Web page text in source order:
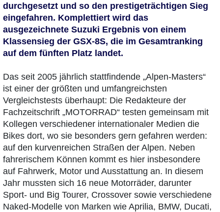
durchgesetzt und so den prestigeträchtigen Sieg
eingefahren. Komplettiert wird das
ausgezeichnete Suzuki Ergebnis von einem
Klassensieg der GSX-8S, die im Gesamtranking
auf dem fünften Platz landet.
Das seit 2005 jährlich stattfindende „Alpen-Masters“
ist einer der größten und umfangreichsten
Vergleichstests überhaupt: Die Redakteure der
Fachzeitschrift „MOTORRAD“ testen gemeinsam mit
Kollegen verschiedener internationaler Medien die
Bikes dort, wo sie besonders gern gefahren werden:
auf den kurvenreichen Straßen der Alpen. Neben
fahrerischem Können kommt es hier insbesondere
auf Fahrwerk, Motor und Ausstattung an. In diesem
Jahr mussten sich 16 neue Motorräder, darunter
Sport- und Big Tourer, Crossover sowie verschiedene
Naked-Modelle von Marken wie Aprilia, BMW, Ducati,